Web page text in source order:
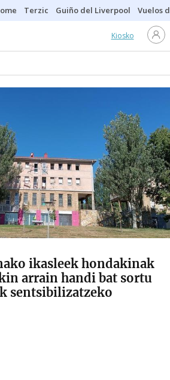
Terzic Guiño del Liverpool Vuelos
Kiosko
ikasleek hondakinak
arrain handi bat sortu
sentsibilizatzeko